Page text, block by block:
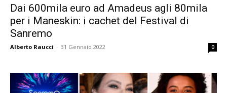
Dai 600mila euro ad Amadeus agli 80mila
per i Maneskin: i cachet del Festival di
Sanremo
Alberto Raucci - 31 Gennaio 2022 0